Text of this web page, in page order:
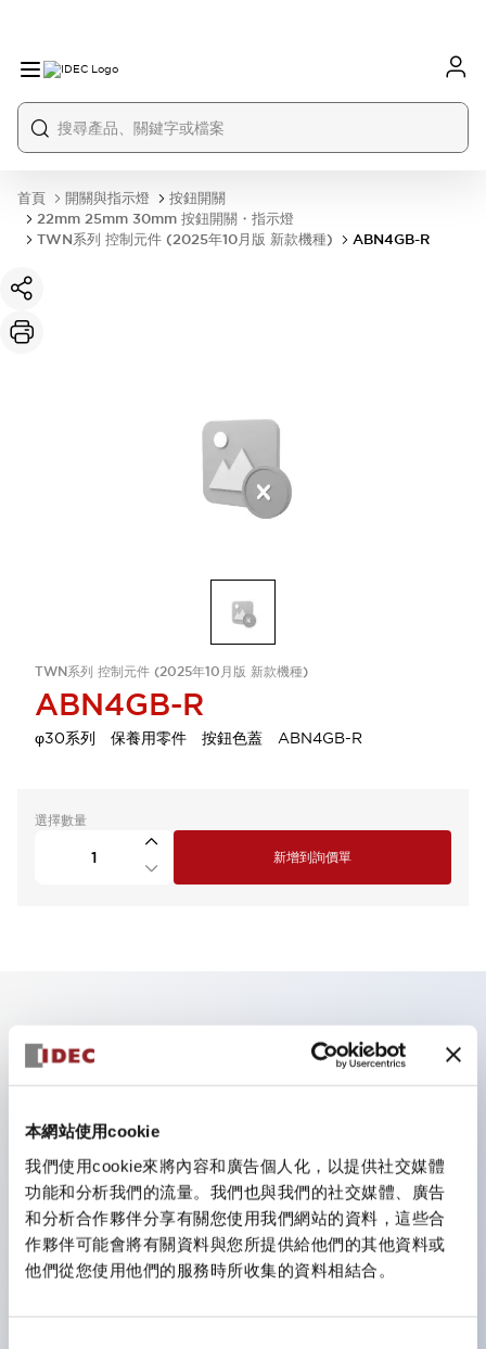
本網站使用cookie
我們使用cookie來將內容和廣告個人化，以提供社交媒體
功能和分析我們的流量。我們也與我們的社交媒體、廣告
和分析合作夥伴分享有關您使用我們網站的資料，這些合
作夥伴可能會將有關資料與您所提供給他們的其他資料或
他們從您使用他們的服務時所收集的資料相結合。
首頁 開關與指示燈
按鈕開關
22mm 25mm 30mm 按鈕開關・指示燈
TWN系列 控制元件 (2025年10月版 新款機種)
ABN4GB-R
TWN系列 控制元件 (2025年10月版 新款機種)
ABN4GB-R
φ30系列 保養用零件 按鈕色蓋 ABN4GB-R
選擇數量
新增到詢價單
主要特點
起陸續切換為新目錄型號產品。
搭載符合手指防護結構、螺絲式端子結構及保護結構
IP20的HW-U型接點塊。
可搭載高電壓類型的LED燈泡，直接型的額定使用電壓
最高可達240V。